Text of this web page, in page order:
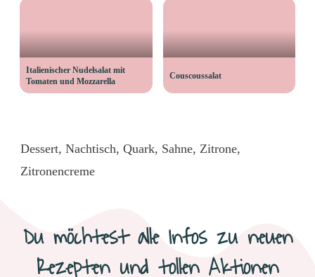
Italienischer Nudelsalat mit
Tomaten und Mozzarella
Couscoussalat
Dessert, Nachtisch, Quark, Sahne, Zitrone,
Zitronencreme
Du möchtest alle Infos zu neuen
Rezepten und tollen Aktionen